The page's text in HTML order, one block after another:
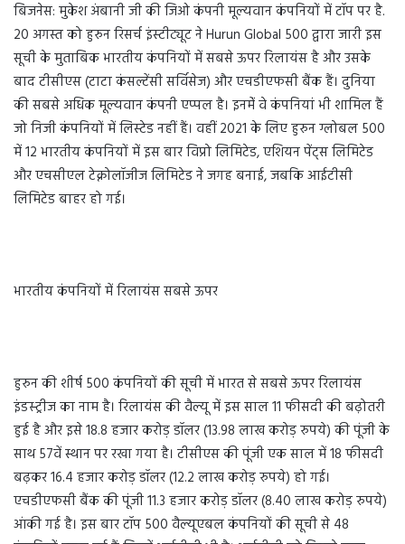
बिजनेस: मुकेश अंबानी जी की जिओ कंपनी मूल्यवान कंपनियों में टॉप पर है.
20 अगस्त को हुरुन रिसर्च इंस्टीट्यूट ने Hurun Global 500 द्वारा जारी इस
सूची के मुताबिक भारतीय कंपनियों में सबसे ऊपर रिलायंस है और उसके
बाद टीसीएस (टाटा कंसल्टेंसी सर्विसेज) और एचडीएफसी बैंक हैं। दुनिया
की सबसे अधिक मूल्यवान कंपनी एप्पल है। इनमेंं वे कंपनियां भी शामिल हैं
जो निजी कंपनियों में लिस्टेड नहीं हैं। वहीं 2021 के लिए हुरुन ग्लोबल 500
में 12 भारतीय कंपनियों में इस बार विप्रो लिमिटेड, एशियन पेंट्स लिमिटेड
और एचसीएल टेक्नोलॉजीज लिमिटेड ने जगह बनाई, जबकि आईटीसी
लिमिटेड बाहर हो गई।
भारतीय कंपनियों में रिलायंस सबसे ऊपर
हुरुन की शीर्ष 500 कंपनियों की सूची में भारत से सबसे ऊपर रिलायंस
इंडस्ट्रीज का नाम है। रिलायंस की वैल्यू में इस साल 11 फीसदी की बढ़ोतरी
हुई है और इसे 18.8 हजार करोड़ डॉलर (13.98 लाख करोड़ रुपये) की पूंजी के
साथ 57वें स्थान पर रखा गया है। टीसीएस की पूंजी एक साल में 18 फीसदी
बढ़कर 16.4 हजार करोड़ डॉलर (12.2 लाख करोड़ रुपये) हो गई।
एचडीएफसी बैंक की पूंजी 11.3 हजार करोड़ डॉलर (8.40 लाख करोड़ रुपये)
आंकी गई है। इस बार टॉप 500 वैल्यूएबल कंपनियों की सूची से 48